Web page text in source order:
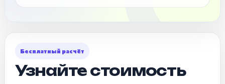
Бесплатный расчёт
Узнайте стоимость